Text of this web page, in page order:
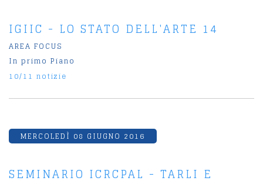
IGIIC - LO STATO DELL'ARTE 14
AREA FOCUS
In primo Piano
10/11 notizie
MERCOLEDÌ 08 GIUGNO 2016
SEMINARIO ICRCPAL - TARLI E